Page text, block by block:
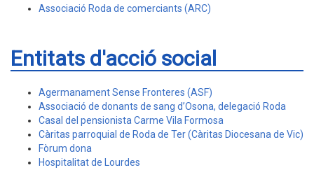
Associació Roda de comerciants (ARC)
Entitats d'acció social
Agermanament Sense Fronteres (ASF)
Associació de donants de sang d’Osona, delegació Roda
Casal del pensionista Carme Vila Formosa
Càritas parroquial de Roda de Ter (Càritas Diocesana de Vic)
Fòrum dona
Hospitalitat de Lourdes